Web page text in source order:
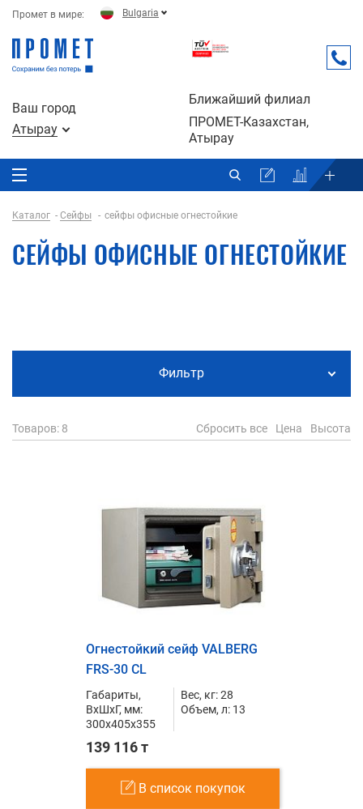
Промет в мире: Bulgaria
Ваш город
Атырау
Ближайший филиал
ПРОМЕТ-Казахстан,
Атырау
Каталог Сейфы сейфы офисные огнестойкие
СЕЙФЫ ОФИСНЫЕ ОГНЕСТОЙКИЕ
Фильтр
Товаров: 8 Сбросить все Цена Высота
Огнестойкий сейф VALBERG
FRS-30 CL
Габариты,
ВxШxГ, мм:
300x405x355
Вес, кг: 28
Объем, л: 13
139 116 т
В список покупок